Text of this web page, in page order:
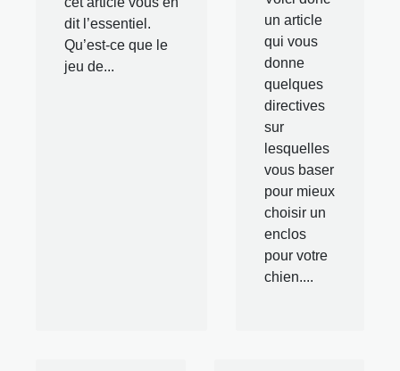
dit l’essentiel.
Qu’est-ce que le
jeu de...
un article
qui vous
donne
quelques
directives
sur
lesquelles
vous baser
pour mieux
choisir un
enclos
pour votre
chien....